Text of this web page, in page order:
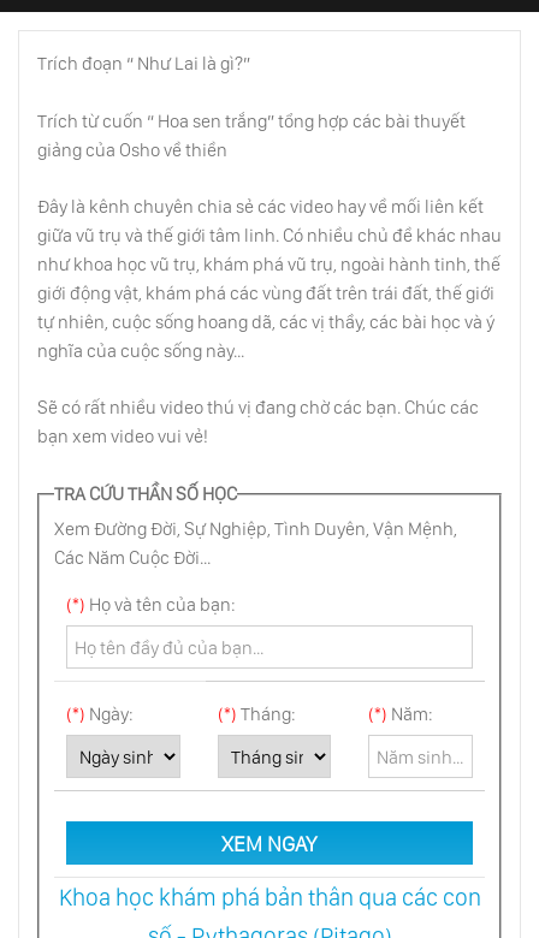
Cách Giúp Đứa Trẻ Chào Đời Tốt Đẹp Nhất
Minh Triết Về Tiền Bạc
Tôn Trọng Khoảng Trời Riêng Trong Hôn
Nhân
Làm Cha Mẹ: Công Việc Thiêng Liêng
Của Trẻ Nhỏ
Cha Mẹ Hạnh Phúc Sinh Ra Người Con
Hạnh Phúc
Hoặc Vì Thực Hiện Trong Tâm Trạng Lãng
Mạn
Học Cách Cười Như Trẻ Thơ
Khả Năng Khôi Hài Bên Ngoài Tâm Trí
Trích đoạn “ Như Lai là gì?”
Trích từ cuốn “ Hoa sen trắng” tổng hợp các bài thuyết
giảng của Osho về thiền
Đây là kênh chuyên chia sẻ các video hay về mối liên kết
giữa vũ trụ và thế giới tâm linh. Có nhiều chủ đề khác nhau
như khoa học vũ trụ, khám phá vũ trụ, ngoài hành tinh, thế
giới động vật, khám phá các vùng đất trên trái đất, thế giới
tự nhiên, cuộc sống hoang dã, các vị thầy, các bài học và ý
nghĩa của cuộc sống này...
Sẽ có rất nhiều video thú vị đang chờ các bạn. Chúc các
bạn xem video vui vẻ!
TRA CỨU THẦN SỐ HỌC
Xem Đường Đời, Sự Nghiệp, Tình Duyên, Vận Mệnh,
Các Năm Cuộc Đời...
(*) Họ và tên của bạn:
(*) Ngày: (*) Tháng: (*) Năm:
XEM NGAY
Khoa học khám phá bản thân qua các con